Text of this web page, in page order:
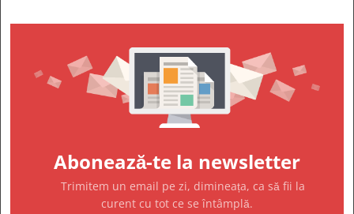
Abonează-te la newsletter
Trimitem un email pe zi, dimineața, ca să fii la
curent cu tot ce se întâmplă.